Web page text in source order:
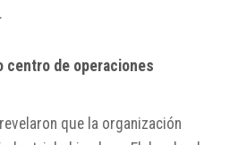
centro de operaciones
que la organización